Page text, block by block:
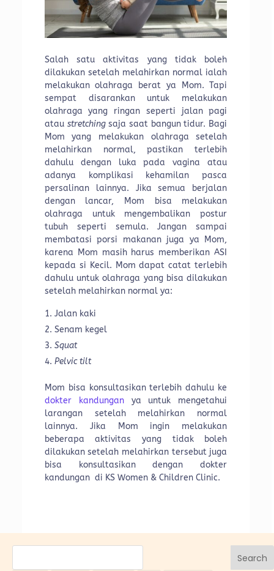
Salah satu aktivitas yang tidak boleh
dilakukan setelah melahirkan normal ialah
melakukan olahraga berat ya Mom. Tapi
sempat disarankan untuk melakukan
olahraga yang ringan seperti jalan pagi
atau stretchingsaja saat bangun tidur. Bagi
Mom yang melakukan olahraga setelah
melahirkan normal, pastikan terlebih
dahulu dengan luka pada vagina atau
adanya komplikasi kehamilan pasca
persalinan lainnya. Jika semua berjalan
dengan lancar, Mom bisa melakukan
olahraga untuk mengembalikan postur
tubuh seperti semula. Jangan sampai
membatasi porsi makanan juga ya Mom,
karena Mom masih harus memberikan ASI
kepada si Kecil. Mom dapat catat terlebih
dahulu untuk olahraga yang bisa dilakukan
setelah melahirkan normal ya:
Jalan kaki
Senam kegel
Squat
Pelvic tilt
Mom bisa konsultasikan terlebih dahulu ke
dokter kandunganya untuk mengetahui
larangan setelah melahirkan normal
lainnya. Jika Mom ingin melakukan
beberapa aktivitas yang tidak boleh
dilakukan setelah melahirkan tersebut juga
bisa konsultasikan dengan dokter
kandungan di KS Women & Children Clinic.
Search